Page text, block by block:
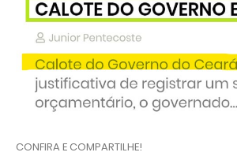
CONFIRA E COMPARTILHE!